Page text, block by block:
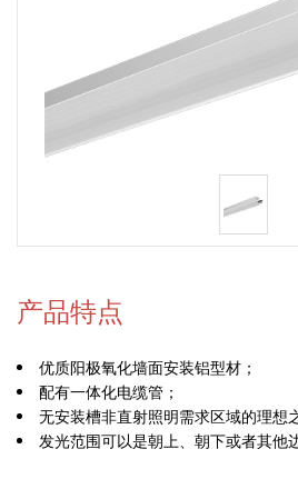
产品特点
优质阳极氧化墙面安装铝型材；
配有一体化电缆管；
无安装槽非直射照明需求区域的理想
发光范围可以是朝上、朝下或者其他